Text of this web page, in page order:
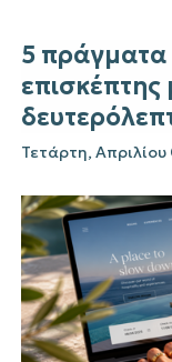
5 πράγματα
Τετάρτη,